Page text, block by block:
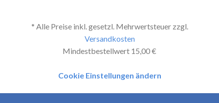
* Alle Preise inkl. gesetzl. Mehrwertsteuer zzgl.
Versandkosten
Mindestbestellwert 15,00 €
Cookie Einstellungen ändern